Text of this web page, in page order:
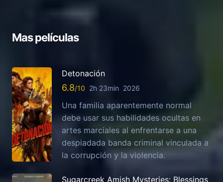
Mas películas
Detonación
6.8 2h 23min 2026
Una familia aparentemente normal
debe usar sus habilidades ocultas en
artes marciales al enfrentarse a una
despiadada banda criminal vinculada a
la corrupción y la violencia.
Sugarcreek Amish Mysteries: Blessings